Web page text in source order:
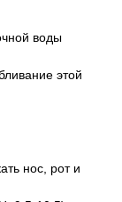
воды
этой
нос, рот и